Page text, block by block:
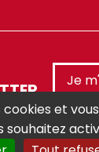
Je
cookies et
souhaitez